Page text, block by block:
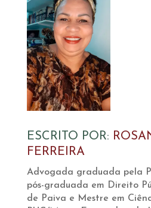
ESCRITO POR:
FERREIRA
Advogada graduada pela
pós-graduada em Direito
de Paiva e Mestre em